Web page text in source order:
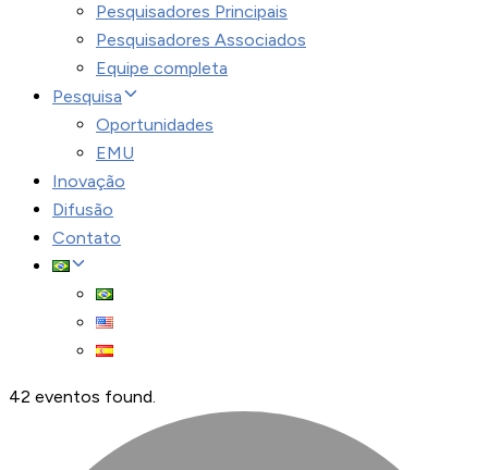
Pesquisadores Principais
Pesquisadores Associados
Equipe completa
Pesquisa
Oportunidades
EMU
Inovação
Difusão
Contato
42 eventos found.